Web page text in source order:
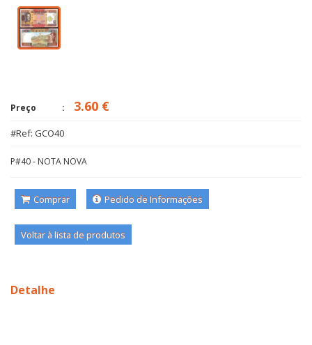
Preço 3.60 €
#Ref: GCO40
P#40 - NOTA NOVA
Comprar Pedido de Informações
Voltar à lista de produtos
Detalhe